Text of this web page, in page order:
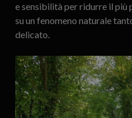
e sensibilità per ridurre il più
su un fenomeno naturale
delicato.